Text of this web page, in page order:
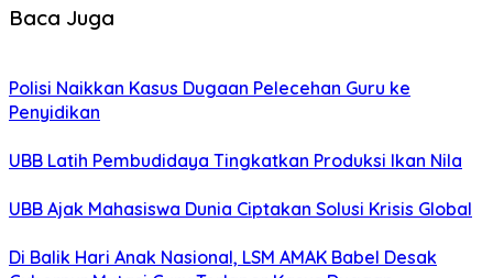
Baca Juga
Polisi Naikkan Kasus Dugaan Pelecehan Guru ke
Penyidikan
UBB Latih Pembudidaya Tingkatkan Produksi Ikan Nila
UBB Ajak Mahasiswa Dunia Ciptakan Solusi Krisis Global
Di Balik Hari Anak Nasional, LSM AMAK Babel Desak